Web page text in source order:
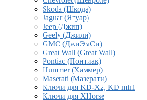
Skoda (Шкода)
Jaguar (Ягуар)
Jeep (Джип)
Geely (Джили)
GMC (ДжиЭмСи)
Great Wall (Great Wall)
Pontiac (Понтиак)
Hummer (Хаммер)
Maserati (Мазерати)
Ключи для KD-X2, KD mini
Ключи для XHorse